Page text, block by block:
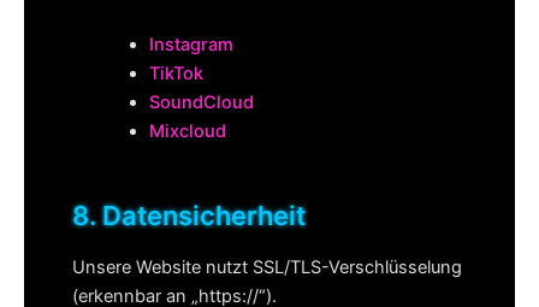
Instagram
TikTok
SoundCloud
Mixcloud
8. Datensicherheit
Unsere Website nutzt SSL/TLS-Verschlüsselung
(erkennbar an „https://“).